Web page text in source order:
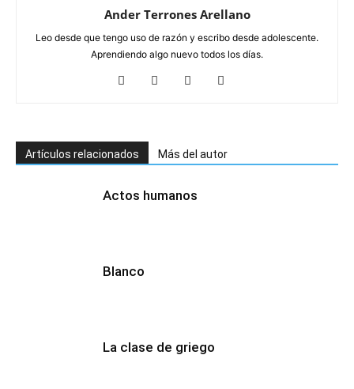
Ander Terrones Arellano
Leo desde que tengo uso de razón y escribo desde adolescente.
Aprendiendo algo nuevo todos los días.
Artículos relacionados Más del autor
Actos humanos
Blanco
La clase de griego